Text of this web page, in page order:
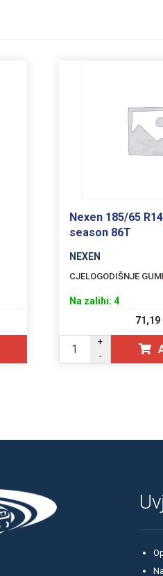
Nexen 185/65
season 86T
NEXEN
CJELOGODIŠNJE
Na zalihi: 4
71,19
+
-